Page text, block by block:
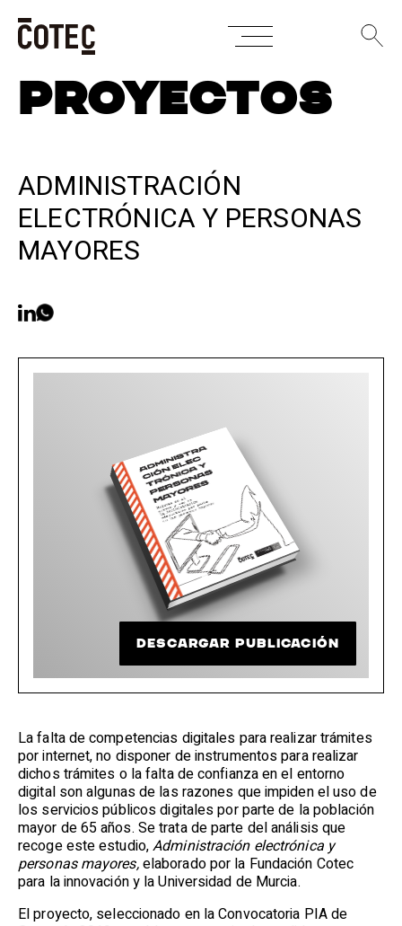
Skip
contentPROYECTOS
ADMINISTRACIÓN
ELECTRÓNICA Y PERSONAS
MAYORES
DESCARGAR PUBLICACIÓN
La falta de competencias digitales para realizar trámites
por internet, no disponer de instrumentos para realizar
dichos trámites o la falta de confianza en el entorno
digital son algunas de las razones que impiden el uso de
los servicios públicos digitales por parte de la población
mayor de 65 años. Se trata de parte del análisis que
recoge este estudio,Administración electrónica y
personas mayores,elaborado por la Fundación Cotec
para la innovación y la Universidad de Murcia.
El proyecto, seleccionado en la Convocatoria PIA de